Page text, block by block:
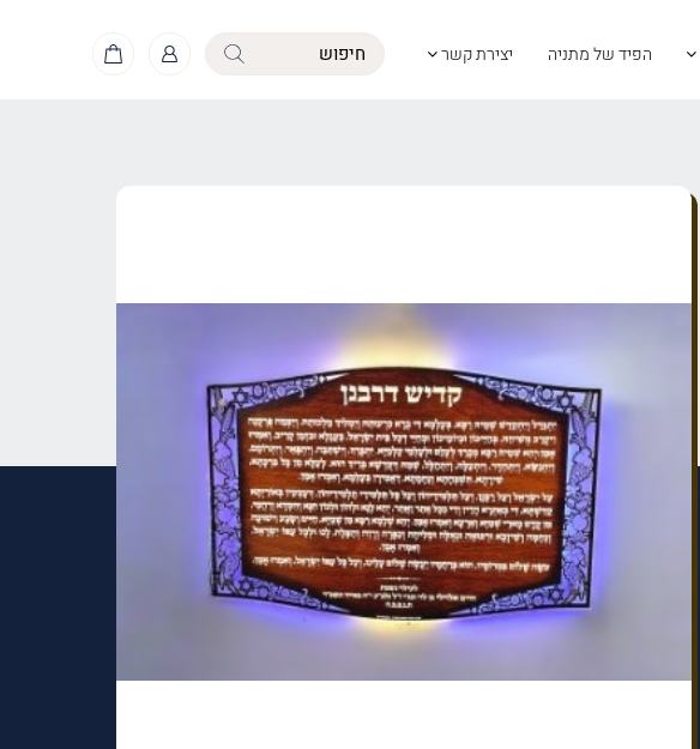
הפיד של מתניה יצירת קשר